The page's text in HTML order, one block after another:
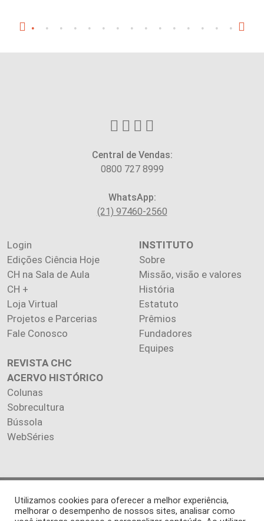
Central de Vendas:
0800 727 8999
WhatsApp:
(21) 97460-2560
Login
Edições Ciência Hoje
CH na Sala de Aula
CH +
Loja Virtual
Projetos e Parcerias
Fale Conosco
INSTITUTO
Sobre
Missão, visão e valores
História
Estatuto
Prêmios
Fundadores
Equipes
REVISTA CHC
ACERVO HISTÓRICO
Colunas
Sobrecultura
Bússola
WebSéries
Copyright 2026 INSTITUTO CIÊNCIA HOJE. Todos os direitos
reservados.
Utilizamos cookies para oferecer a melhor experiência,
melhorar o desempenho de nossos sites, analisar como